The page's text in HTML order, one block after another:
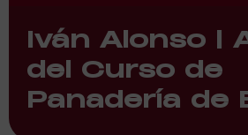
Iván Alonso |
del Curso de
Panadería de